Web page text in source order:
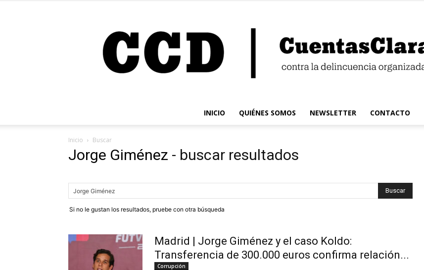
Claras
Digital
INICIO QUIÉNES SOMOS NEWSLETTER CONTACTO
Inicio Buscar
Jorge Giménez - buscar resultados
Si no le gustan los resultados, pruebe con otra búsqueda
Madrid | Jorge Giménez y el caso Koldo:
Transferencia de 300.000 euros confirma relación...
Corrupción